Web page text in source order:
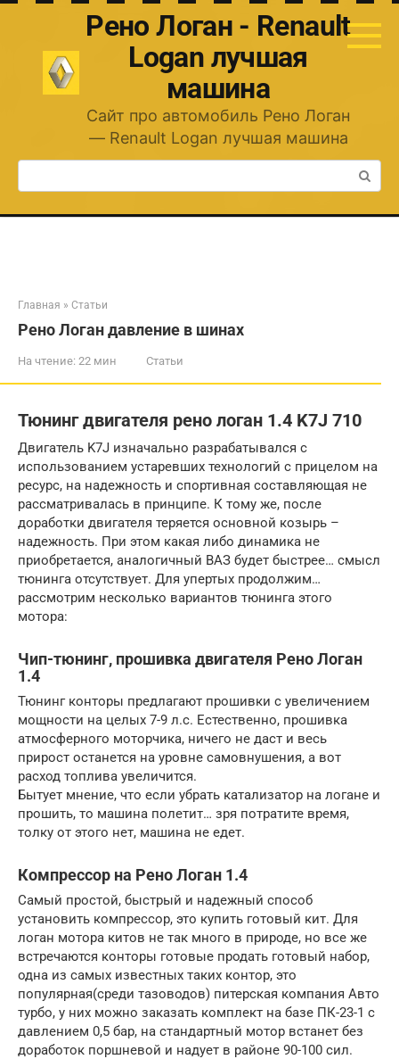
Перейти
Рено Логан - Renault
Logan лучшая
машина
Сайт про автомобиль Рено Логан
— Renault Logan лучшая машина
Поиск:
Главная » Статьи
Рено Логан давление в шинах
На чтение: 22 мин Статьи
Тюнинг двигателя рено логан 1.4 K7J 710
Двигатель K7J изначально разрабатывался с
использованием устаревших технологий с прицелом на
ресурс, на надежность и спортивная составляющая не
рассматривалась в принципе. К тому же, после
доработки двигателя теряется основной козырь –
надежность. При этом какая либо динамика не
приобретается, аналогичный ВАЗ будет быстрее… смысл
тюнинга отсутствует. Для упертых продолжим…
рассмотрим несколько вариантов тюнинга этого
мотора:
Чип-тюнинг, прошивка двигателя Рено Логан
1.4
Тюнинг конторы предлагают прошивки с увеличением
мощности на целых 7-9 л.с. Естественно, прошивка
атмосферного моторчика, ничего не даст и весь
прирост останется на уровне самовнушения, а вот
расход топлива увеличится.
Бытует мнение, что если убрать катализатор на логане и
прошить, то машина полетит… зря потратите время,
толку от этого нет, машина не едет.
Компрессор на Рено Логан 1.4
Самый простой, быстрый и надежный способ
установить компрессор, это купить готовый кит. Для
логан мотора китов не так много в природе, но все же
встречаются конторы готовые продать готовый набор,
одна из самых известных таких контор, это
популярная(среди тазоводов) питерская компания Авто
турбо, у них можно заказать комплект на базе ПК-23-1 с
давлением 0,5 бар, на стандартный мотор встанет без
доработок поршневой и надует в районе 90-100 сил.